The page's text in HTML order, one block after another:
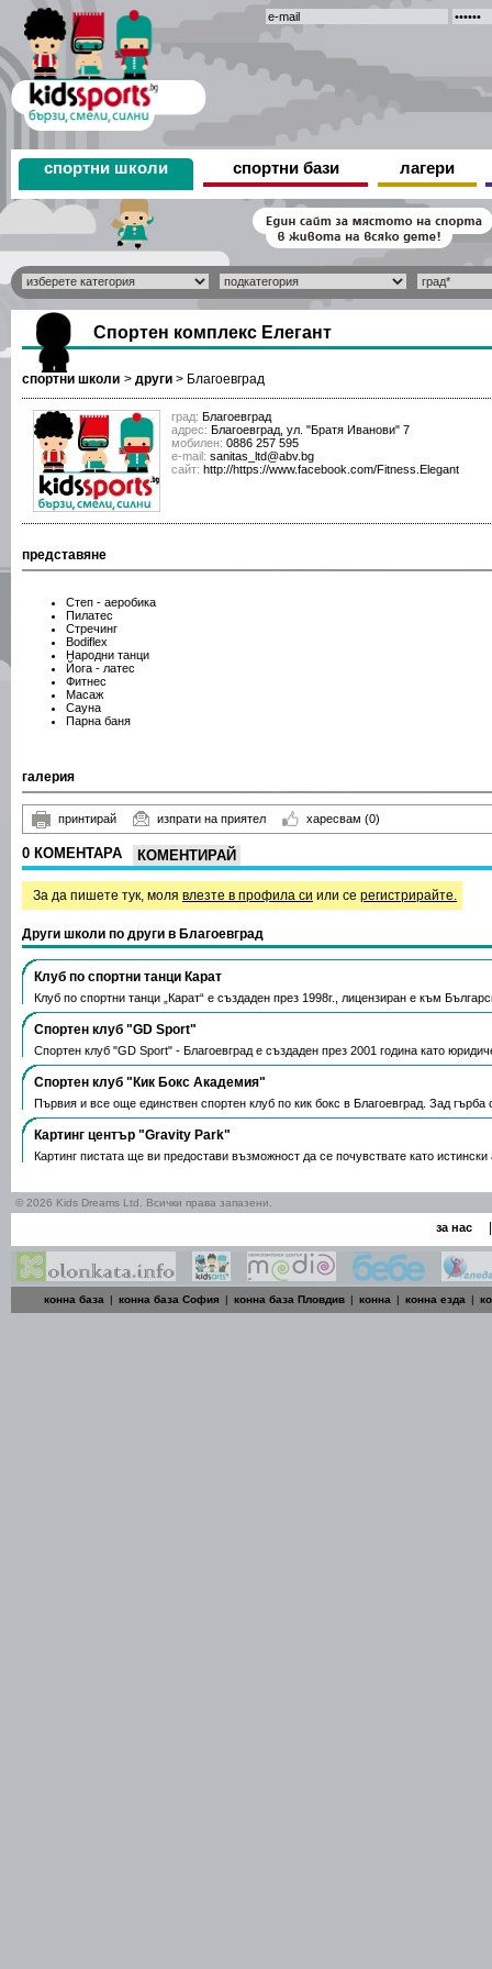
спортни школи спортни бази лагери
Спортен комплекс Елегант
спортни школи > други > Благоевград
град: Благоевград
адрес: Благоевград, ул. "Братя Иванови" 7
мобилен: 0886 257 595
е-mail: sanitas_ltd@abv.bg
сайт: http://https://www.facebook.com/Fitness.Elegant
представяне
Степ - аеробика
Пилатес
Стречинг
Bodiflex
Народни танци
Йога - латес
Фитнес
Масаж
Сауна
Парна баня
галерия
принтирай изпрати на приятел харесвам (0)
0 КОМЕНТАРА КОМЕНТИРАЙ
За да пишете тук, моля влезте в профила си или се регистрирайте.
Други школи по други в Благоевград
Клуб по спортни танци Карат
Клуб по спортни танци „Карат“ е създаден през 1998г., лицензиран е към
Спортен клуб "GD Sport"
Спортен клуб "GD Sport" - Благоевград е създаден през 2001 година като
Спортен клуб "Кик Бокс Академия"
Първия и все още единствен спортен клуб по кик бокс в Благоевград. Зад
Картинг център "Gravity Park"
Картинг пистата ще ви предостави възможност да се почувствате като
© 2026 Kids Dreams Ltd. Всички права запазени.
за нас |
конна база | конна база София | конна база Пловдив | конна | конна езда |